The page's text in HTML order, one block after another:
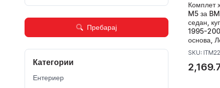
Пребарај
Категории
Ентериер
Комплет
M5 за
седан,
1995-
основа,
SKU: